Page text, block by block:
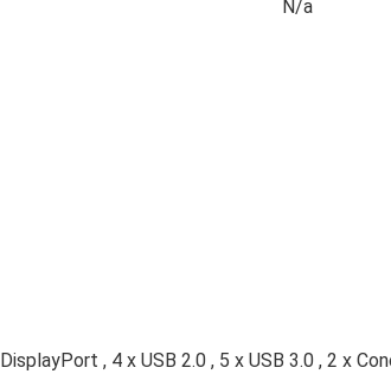
N/a
, 4 x USB 2.0 , 5 x USB 3.0 , 2 x